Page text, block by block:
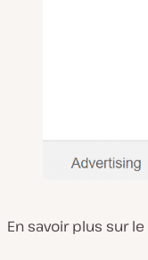
En savoir plus sur le